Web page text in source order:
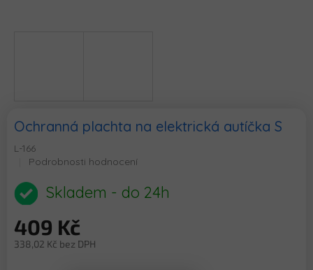
Ochranná plachta na elektrická autíčka S
L-166
Průměrné
produktu
je
z
5
Podrobnosti hodnocení
Skladem - do 24h
409 Kč
338,02 Kč bez DPH